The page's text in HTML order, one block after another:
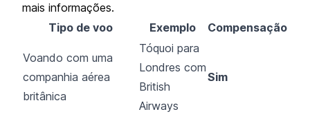
mais informações.
Tipo de voo
Exemplo Compensação
Voando com uma
companhia aérea
britânica
Tóquoi para
Londres com
British
Airways
Sim